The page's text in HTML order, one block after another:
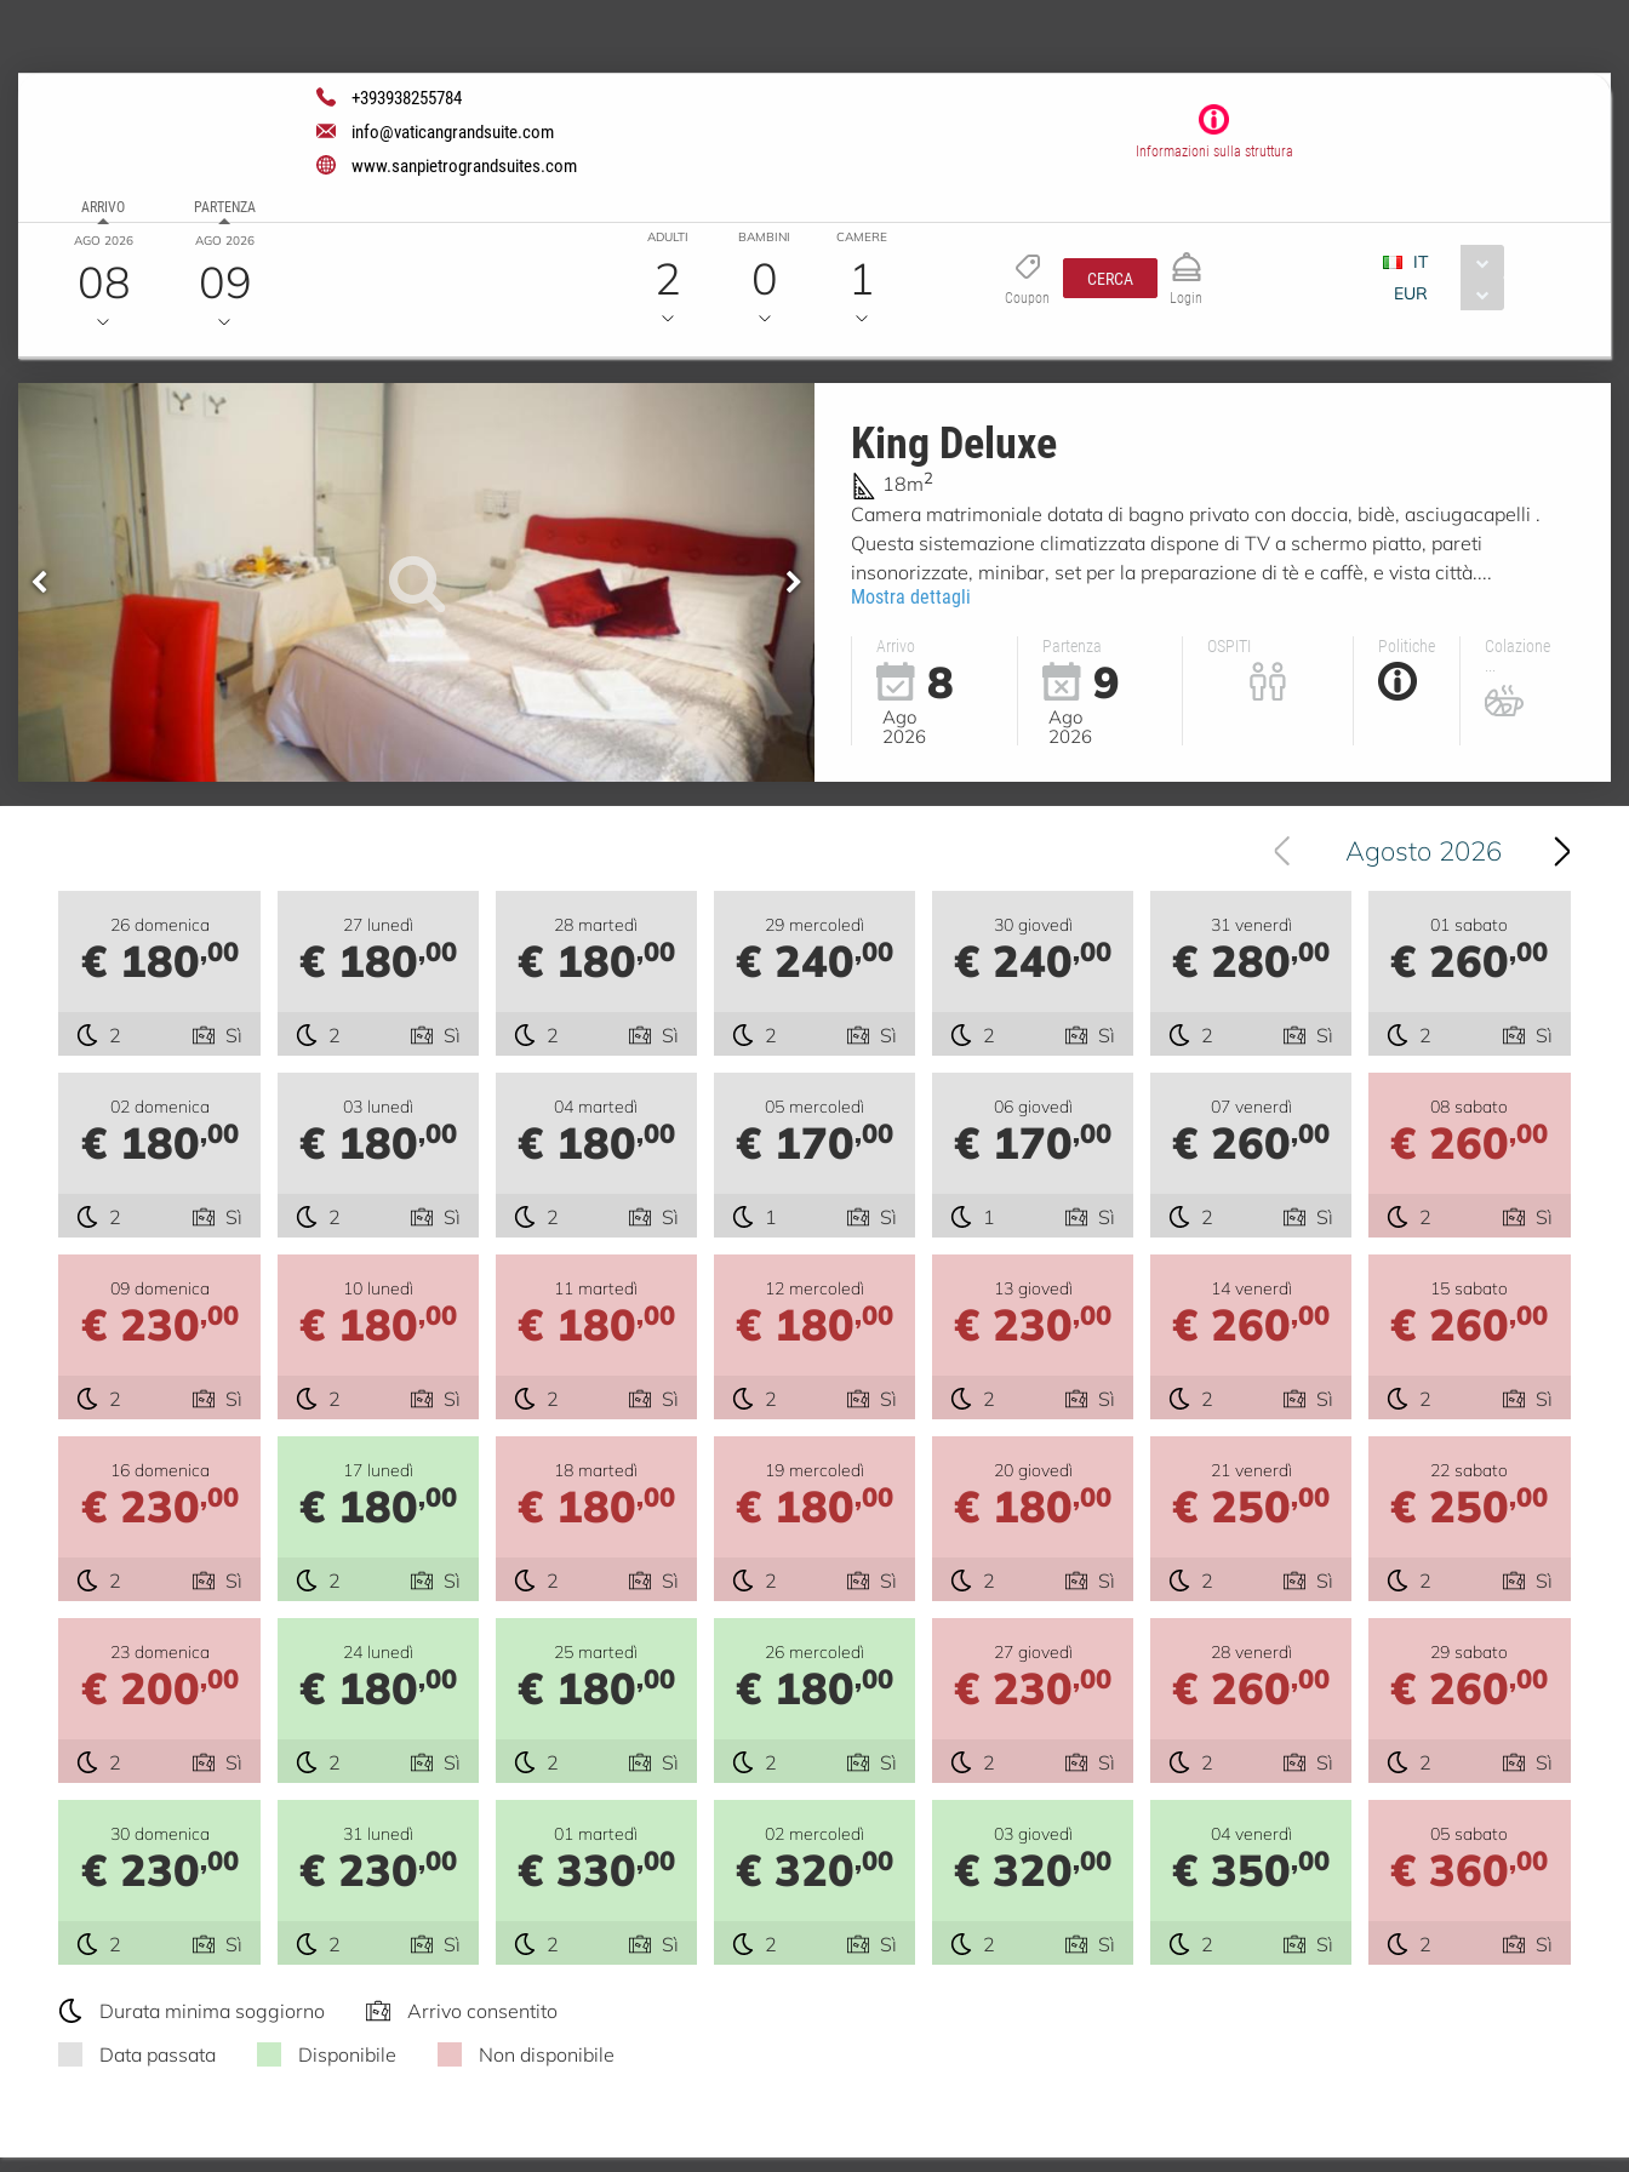
+393938255784
info@vaticangrandsuite.com
www.sanpietrograndsuites.com
Informazioni sulla struttura
ARRIVO
AGO 2026
08
PARTENZA
AGO 2026
09
ADULTI
2
BAMBINI
0
CAMERE
1 Coupon
CERCA
Login
IT
EUR
King Deluxe
18m2
Camera matrimoniale dotata di bagno privato con doccia, bidè, asciugacapelli .
Questa sistemazione climatizzata dispone di TV a schermo piatto, pareti
insonorizzate, minibar, set per la preparazione di tè e caffè, e vista città....
Mostra dettagli
Arrivo
8
Ago
2026
Partenza
9
Ago
2026
OSPITI Politiche
Colazione
...
Agosto 2026
26 domenica
€ 180,00
2 Sì
27 lunedì
€ 180,00
2 Sì
28 martedì
€ 180,00
2 Sì
29 mercoledì
€ 240,00
2 Sì
30 giovedì
€ 240,00
2 Sì
31 venerdì
€ 280,00
2 Sì
01 sabato
€ 260,00
2 Sì
02 domenica
€ 180,00
2 Sì
03 lunedì
€ 180,00
2 Sì
04 martedì
€ 180,00
2 Sì
05 mercoledì
€ 170,00
1 Sì
06 giovedì
€ 170,00
1 Sì
07 venerdì
€ 260,00
2 Sì
08 sabato
€ 260,00
2 Sì
09 domenica
€ 230,00
2 Sì
10 lunedì
€ 180,00
2 Sì
11 martedì
€ 180,00
2 Sì
12 mercoledì
€ 180,00
2 Sì
13 giovedì
€ 230,00
2 Sì
14 venerdì
€ 260,00
2 Sì
15 sabato
€ 260,00
2 Sì
16 domenica
€ 230,00
2 Sì
17 lunedì
€ 180,00
2 Sì
18 martedì
€ 180,00
2 Sì
19 mercoledì
€ 180,00
2 Sì
20 giovedì
€ 180,00
2 Sì
21 venerdì
€ 250,00
2 Sì
22 sabato
€ 250,00
2 Sì
23 domenica
€ 200,00
2 Sì
24 lunedì
€ 180,00
2 Sì
25 martedì
€ 180,00
2 Sì
26 mercoledì
€ 180,00
2 Sì
27 giovedì
€ 230,00
2 Sì
28 venerdì
€ 260,00
2 Sì
29 sabato
€ 260,00
2 Sì
30 domenica
€ 230,00
2 Sì
31 lunedì
€ 230,00
2 Sì
01 martedì
€ 330,00
2 Sì
02 mercoledì
€ 320,00
2 Sì
03 giovedì
€ 320,00
2 Sì
04 venerdì
€ 350,00
2 Sì
05 sabato
€ 360,00
2 Sì
Durata minima soggiorno
Arrivo consentito
Data passata
Disponibile Non disponibile